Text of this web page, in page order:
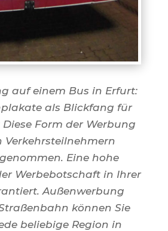
auf einem Bus in Erfurt:
als Blickfang für
Form der Werbung
Verkehrsteilnehmern
Eine hohe
Werbebotschaft in Ihrer
Außenwerbung
können Sie
beliebige Region in